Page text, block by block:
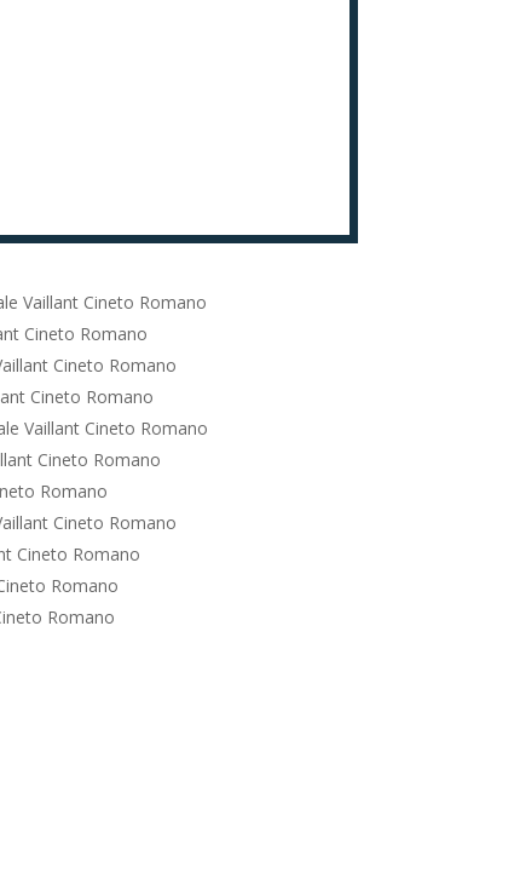
Vaillant Cineto Romano
Cineto Romano
Cineto Romano
Cineto Romano
Vaillant Cineto Romano
Cineto Romano
Romano
Cineto Romano
Cineto Romano
Romano
Romano